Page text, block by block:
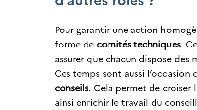
Pour garantir une action
forme de comités techniques.
assurer que chacun dispose des
Ces temps sont aussi l’occasion
conseils. Cela permet de croiser
ainsi enrichir le travail du